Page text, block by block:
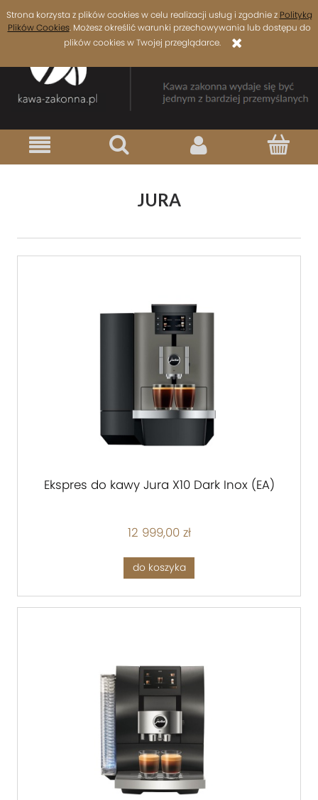
Strona korzysta z plików cookies w celu realizacji usług i zgodnie z Polityką
Plików Cookies. Możesz określić warunki przechowywania lub dostępu do
plików cookies w Twojej przeglądarce.
JURA
Ekspres do kawy Jura X10 Dark Inox (EA)
12 999,00 zł
do koszyka